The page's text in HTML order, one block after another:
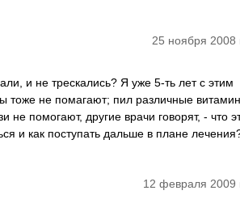
25 ноября 2008
и не трескались? Я уже 5-ть лет с этим
тоже не помагают; пил различные
не помогают, другие врачи говорят, - что
и как поступать дальше в плане
12 февраля 2009